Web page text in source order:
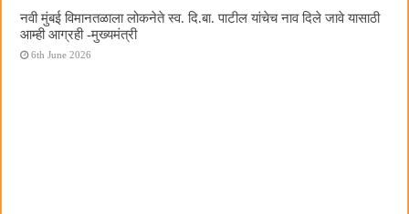
नवी मुंबई विमानतळाला लोकनेते स्व. दि.बा. पाटील यांचेच नाव दिले जावे यासाठी
आम्ही आग्रही -मुख्यमंत्री
6th June 2026